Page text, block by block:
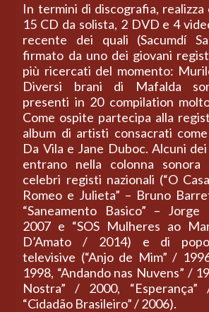
In termini di discografia, realizza
15 CD da solista, 2 DVD e 4
recente dei quali (Sacumdí
firmato da uno dei giovani
più ricercati del momento:
Diversi brani di Mafalda
presenti in 20 compilation
Come ospite partecipa alla
album di artisti consacrati
Da Vila e Jane Duboc. Alcuni
entrano nella colonna
celebri registi nazionali (“O
Romeo e Julieta” – Bruno
“Saneamento Basico” –
2007 e “SOS Mulheres ao
D’Amato / 2014) e di
televisive (“Anjo de Mim” /
1998, “Andando nas Nuvens” /
Nostra” / 2000,
“Cidadão Brasileiro” / 2006).